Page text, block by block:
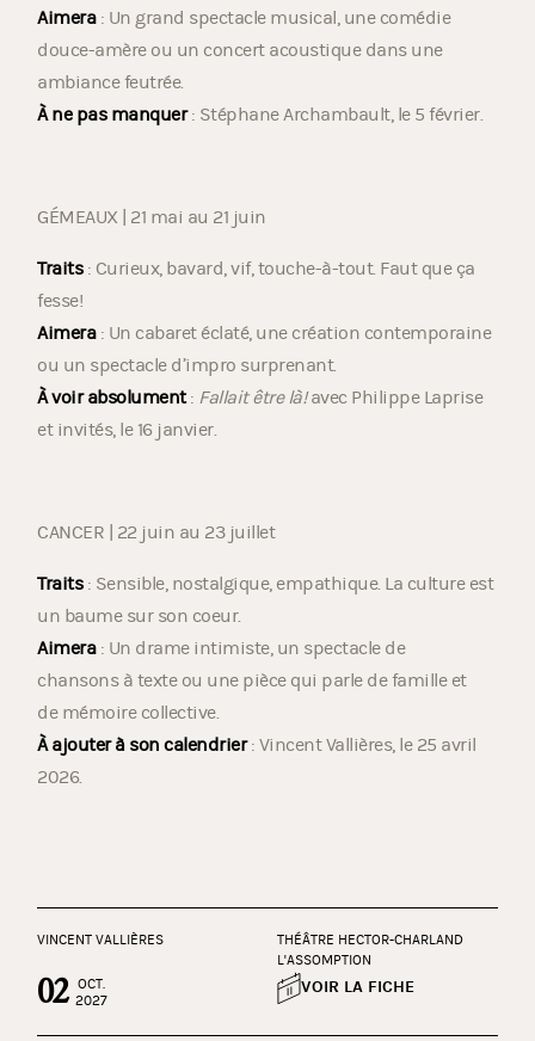
Aimera : Un grand spectacle musical, une comédie
douce-amère ou un concert acoustique dans une
ambiance feutrée.
À ne pas manquer: Stéphane Archambault, le 5 février.
GÉMEAUX | 21 mai au 21 juin
Traits : Curieux, bavard, vif, touche-à-tout. Faut que ça
fesse!
Aimera: Un cabaret éclaté, une création contemporaine
ou un spectacle d’impro surprenant.
À voir absolument: Fallait être là!avec Philippe Laprise
et invités, le 16 janvier.
CANCER | 22 juin au 23 juillet
Traits: Sensible, nostalgique, empathique. La culture est
un baume sur son coeur.
Aimera: Un drame intimiste, un spectacle de
chansons à texte ou une pièce qui parle de famille et
de mémoire collective.
À ajouter à son calendrier: Vincent Vallières, le 25 avril
2026.
VINCENT VALLIÈRES
THÉÂTRE HECTOR-CHARLAND
L'ASSOMPTION
02 OCT.
2027
VOIR LA FICHE